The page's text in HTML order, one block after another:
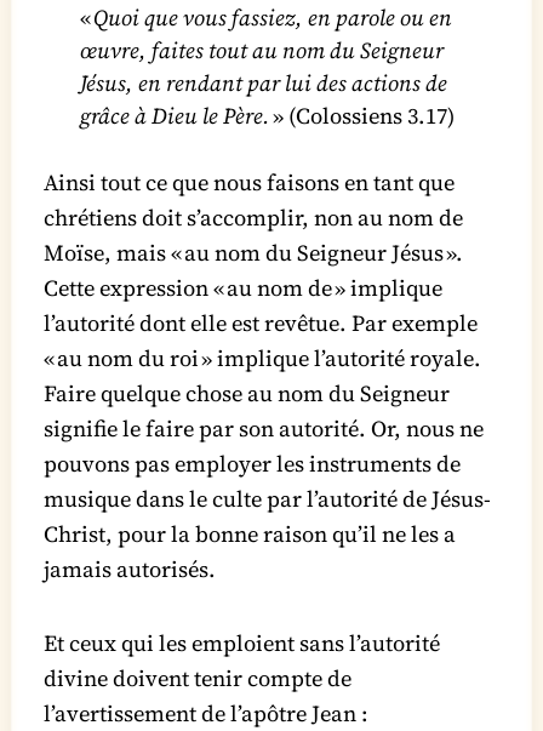
«Quoi que vous fassiez, en parole ou en
œuvre, faites tout au nom du Seigneur
Jésus, en rendant par lui des actions de
grâce à Dieu le Père.» (Colossiens 3.17)
Ainsi tout ce que nous faisons en tant que
chrétiens doit s’accomplir, non au nom de
Moïse, mais « au nom du Seigneur Jésus ».
Cette expression « au nom de » implique
l’autorité dont elle est revêtue. Par exemple
« au nom du roi » implique l’autorité royale.
Faire quelque chose au nom du Seigneur
signifie le faire par son autorité. Or, nous ne
pouvons pas employer les instruments de
musique dans le culte par l’autorité de Jésus-
Christ, pour la bonne raison qu’il ne les a
jamais autorisés.
Et ceux qui les emploient sans l’autorité
divine doivent tenir compte de
l’avertissement de l’apôtre Jean :